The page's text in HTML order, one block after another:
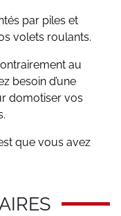
par piles et
volets roulants.
au
besoin d’une
domotiser vos
que vous avez